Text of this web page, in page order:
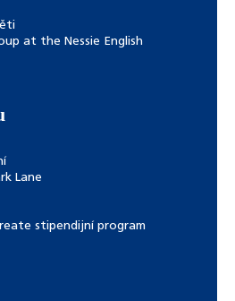
at the Nessie English
Lane
stipendijní program